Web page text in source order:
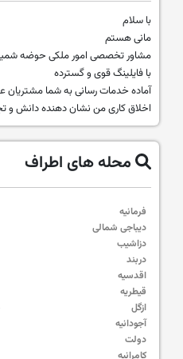
با سلام
مانی هستم
مشاور تخصصی امور ملکی حوضه
با فایلینگ قوی و گسترده
آماده خدمات رسانی به شما مشتریان
اخلاق کاری من نشان دهنده دانش و
محله های اطراف
فرمانیه
دیباجی شمالی
دزاشیب
دربند
اقدسیه
قیطریه
ازگل
آجودانیه
دولت
کامرانیه